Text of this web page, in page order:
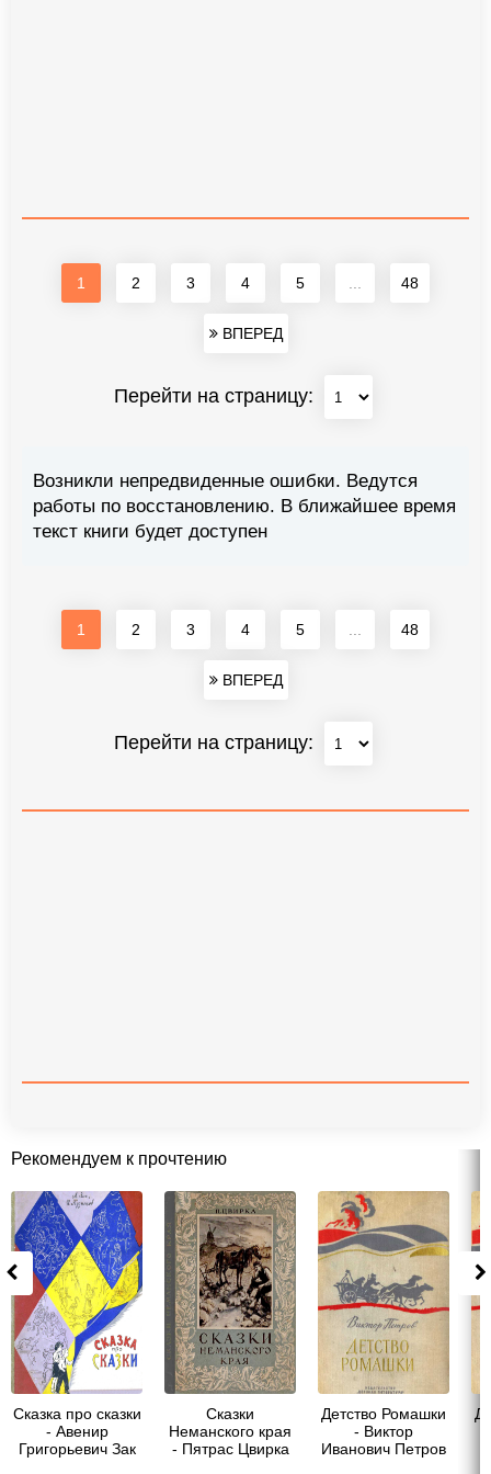
1 2 3 4 5 ... 48
ВПЕРЕД
Перейти на страницу:
Возникли непредвиденные ошибки. Ведутся
работы по восстановлению. В ближайшее время
текст книги будет доступен
1 2 3 4 5 ... 48
ВПЕРЕД
Перейти на страницу:
Рекомендуем к прочтению
Сказка про сказки
- Авенир
Григорьевич Зак
Сказки
Неманского края
- Пятрас Цвирка
Детство Ромашки
- Виктор
Иванович Петров